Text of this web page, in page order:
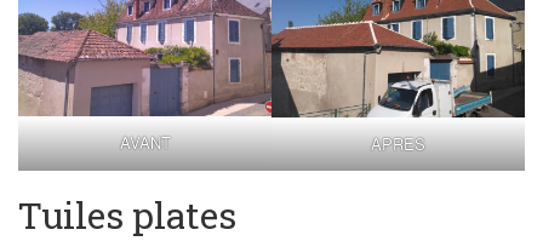
AVANT APRES
Tuiles plates